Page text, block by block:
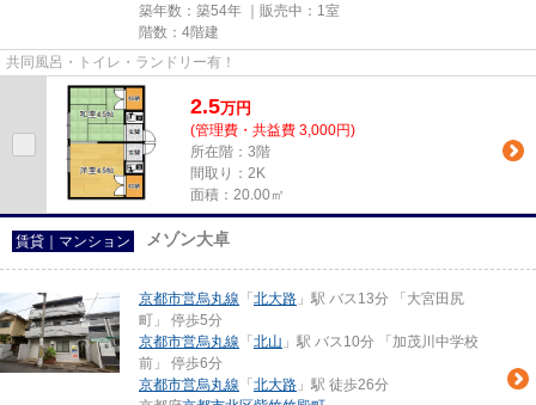
築年数：築54年 ｜販売中： 1室
階数：4階建
共同風呂・トイレ・ランドリー有！
2.5万円
(管理費・共益費 3,000円)
所在階：3階
間取り：2K
面積：20.00㎡
賃貸｜マンション メゾン大卓
京都市営烏丸線 「 北大路 」駅 バス13分 「大宮田尻
町」 停歩5分
京都市営烏丸線 「 北山 」駅 バス10分 「加茂川中学校
前」 停歩6分
京都市営烏丸線 「 北大路 」駅 徒歩26分